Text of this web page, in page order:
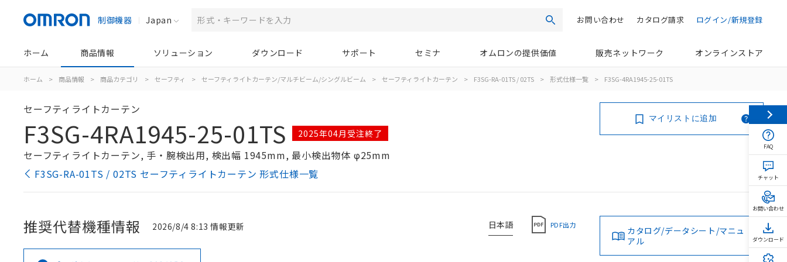
制御機器 Japan 検索 ログイン/新規登録
カタログ請求
お問い合わせ
ホーム 商品情報 ソリューション ダウンロード サポート セミナ オムロンの提供価値 販売ネットワーク オンラインストア
ホーム > 商品情報 > 商品カテゴリ > セーフティ > セーフティライトカーテン/マルチビーム/シングルビーム > セーフティライトカーテン > F3SG-RA-01TS / 02TS > 形式仕様一覧 > F3SG-4RA1945-25-01TS
セーフティライトカーテン
F3SG-4RA1945-25-01TS 2025年04月受注終了
セーフティライトカーテン, 手・腕検出用, 検出幅 1945mm, 最小検出物体 φ25mm
F3SG-RA-01TS / 02TS セーフティライトカーテン 形式仕様一覧
マイリストに追加
日本語 PDF出力
推奨代替機種情報 2026/8/4 8:13 情報更新
カタログ/データシート/マニュ
アル
FAQ
チャット
お問い合わせ
ダウンロード